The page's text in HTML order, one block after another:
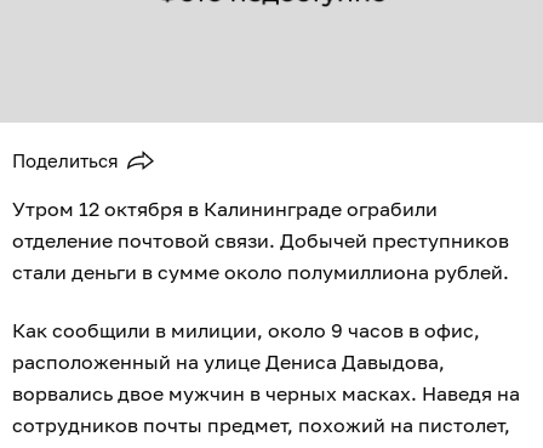
Поделиться
Утром 12 октября в Калининграде ограбили
отделение почтовой связи. Добычей преступников
стали деньги в сумме около полумиллиона рублей.
Как сообщили в милиции, около 9 часов в офис,
расположенный на улице Дениса Давыдова,
ворвались двое мужчин в черных масках. Наведя на
сотрудников почты предмет, похожий на пистолет,